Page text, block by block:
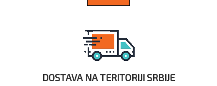
DOSTAVA NA TERITORIJI SRBIJE